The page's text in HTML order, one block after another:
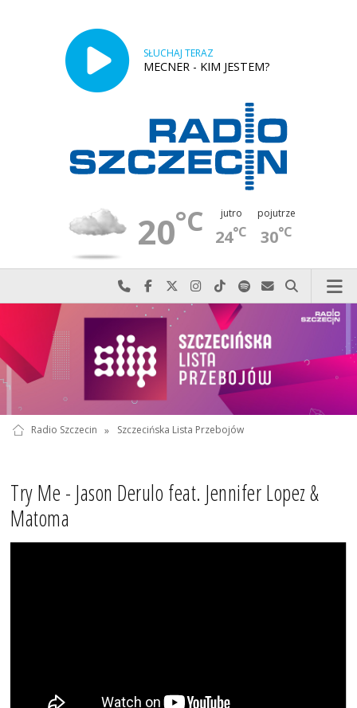
SŁUCHAJ TERAZ
MECNER - KIM JESTEM?
20°C jutro
24°C
pojutrze
30°C
Najlepiej po prostu do nas zadzwoń
Odwiedź nas na Facebook-u
Odwiedź nas na X
Odwiedź nas na Instagram-ie
Odwiedź nas na TikTok-u
Szukaj nas na Spotify
Wyślij do nas
Szukaj
Radio Szczecin » Szczecińska Lista Przebojów
Try Me - Jason Derulo feat. Jennifer Lopez &
Matoma